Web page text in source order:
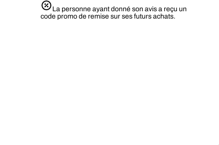
La personne ayant donné son avis a reçu un
code promo de remise sur ses futurs achats.